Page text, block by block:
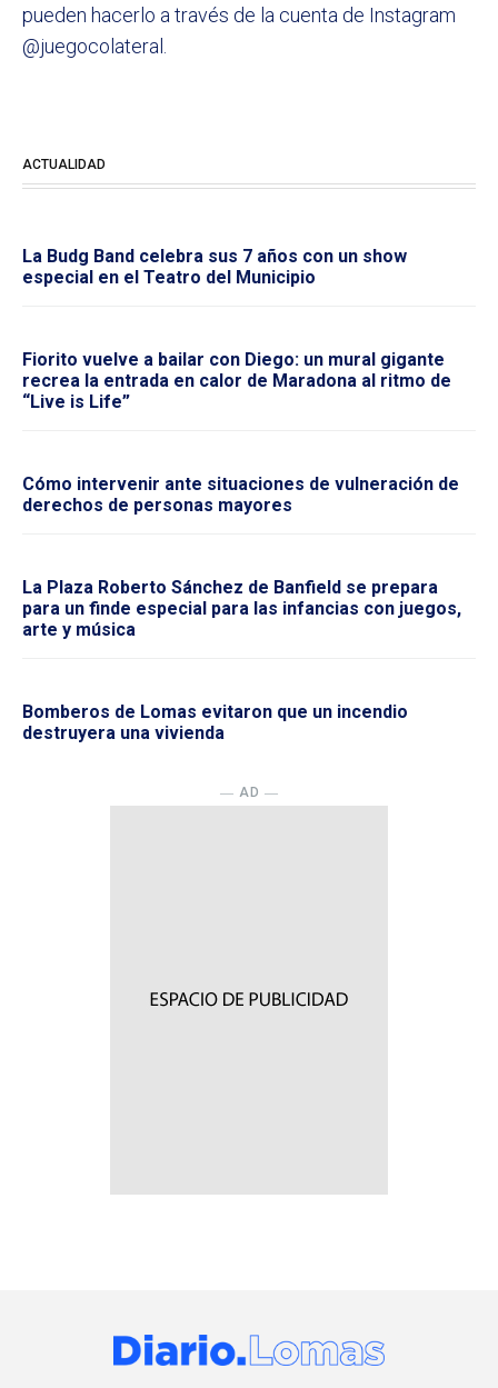
pueden hacerlo a través de la cuenta de Instagram
@juegocolateral.
ACTUALIDAD
La Budg Band celebra sus 7 años con un show
especial en el Teatro del Municipio
Fiorito vuelve a bailar con Diego: un mural gigante
recrea la entrada en calor de Maradona al ritmo de
“Live is Life”
Cómo intervenir ante situaciones de vulneración de
derechos de personas mayores
La Plaza Roberto Sánchez de Banfield se prepara
para un finde especial para las infancias con juegos,
arte y música
Bomberos de Lomas evitaron que un incendio
destruyera una vivienda
― AD ―